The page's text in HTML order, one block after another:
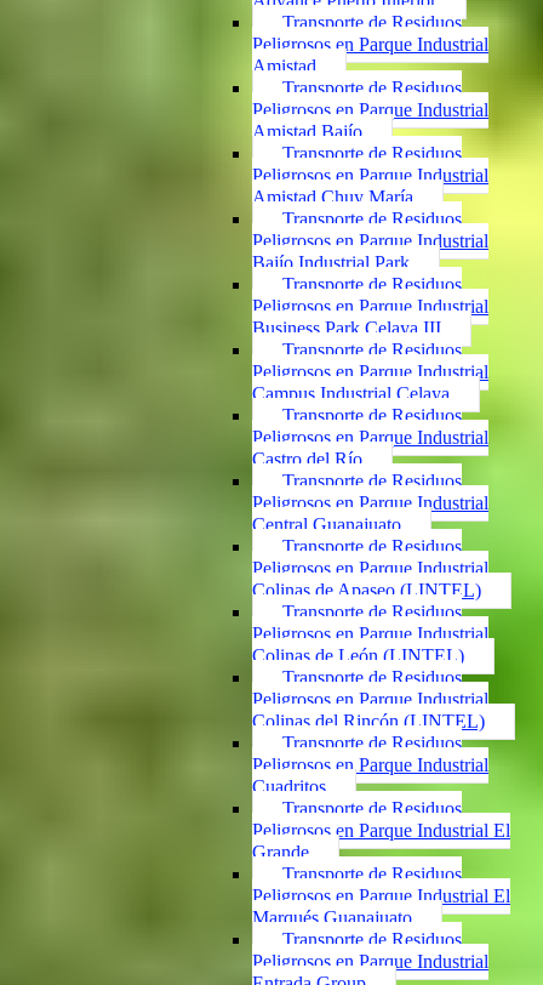
Transporte de Residuos
Peligrosos en Parque Industrial
Amistad
Transporte de Residuos
Peligrosos en Parque Industrial
Amistad Bajío
Transporte de Residuos
Peligrosos en Parque Industrial
Amistad Chuy María
Transporte de Residuos
Peligrosos en Parque Industrial
Bajío Industrial Park
Transporte de Residuos
Peligrosos en Parque Industrial
Business Park Celaya III
Transporte de Residuos
Peligrosos en Parque Industrial
Campus Industrial Celaya
Transporte de Residuos
Peligrosos en Parque Industrial
Castro del Río
Transporte de Residuos
Peligrosos en Parque Industrial
Central Guanajuato
Transporte de Residuos
Peligrosos en Parque Industrial
Colinas de Apaseo (LINTEL)
Transporte de Residuos
Peligrosos en Parque Industrial
Colinas de León (LINTEL)
Transporte de Residuos
Peligrosos en Parque Industrial
Colinas del Rincón (LINTEL)
Transporte de Residuos
Peligrosos en Parque Industrial
Cuadritos
Transporte de Residuos
Peligrosos en Parque Industrial El
Grande
Transporte de Residuos
Peligrosos en Parque Industrial El
Marqués Guanajuato
Transporte de Residuos
Peligrosos en Parque Industrial